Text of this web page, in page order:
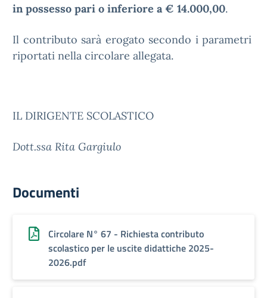
in possesso pari o inferiore a € 14.000,00.
Il contributo sarà erogato secondo i parametri
riportati nella circolare allegata.
IL DIRIGENTE SCOLASTICO
Dott.ssa Rita Gargiulo
Documenti
Circolare N° 67 - Richiesta contributo
scolastico per le uscite didattiche 2025-
2026.pdf